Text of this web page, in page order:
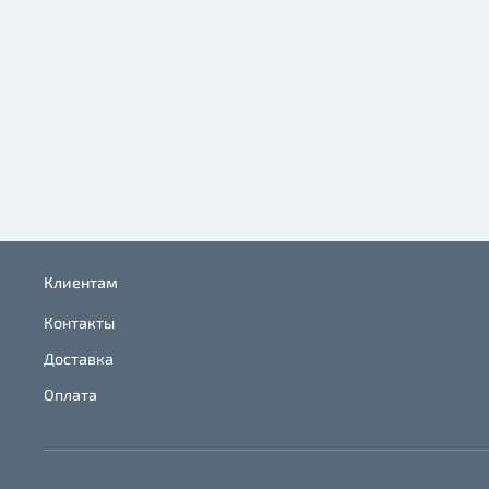
Клиентам
Контакты
Доставка
Оплата